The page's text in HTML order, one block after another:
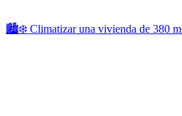
🏙️❄️ Climatizar una vivienda de 380